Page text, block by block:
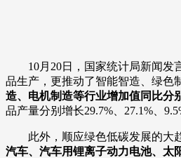
10月20日，国家统计局新闻发
品生产，更推动了智能智造、绿色
造、电机制造等行业增加值同比分
品产量分别增长29.7%、27.1%、
此外，顺应绿色低碳发展的大
汽车、汽车用锂离子动力电池、太